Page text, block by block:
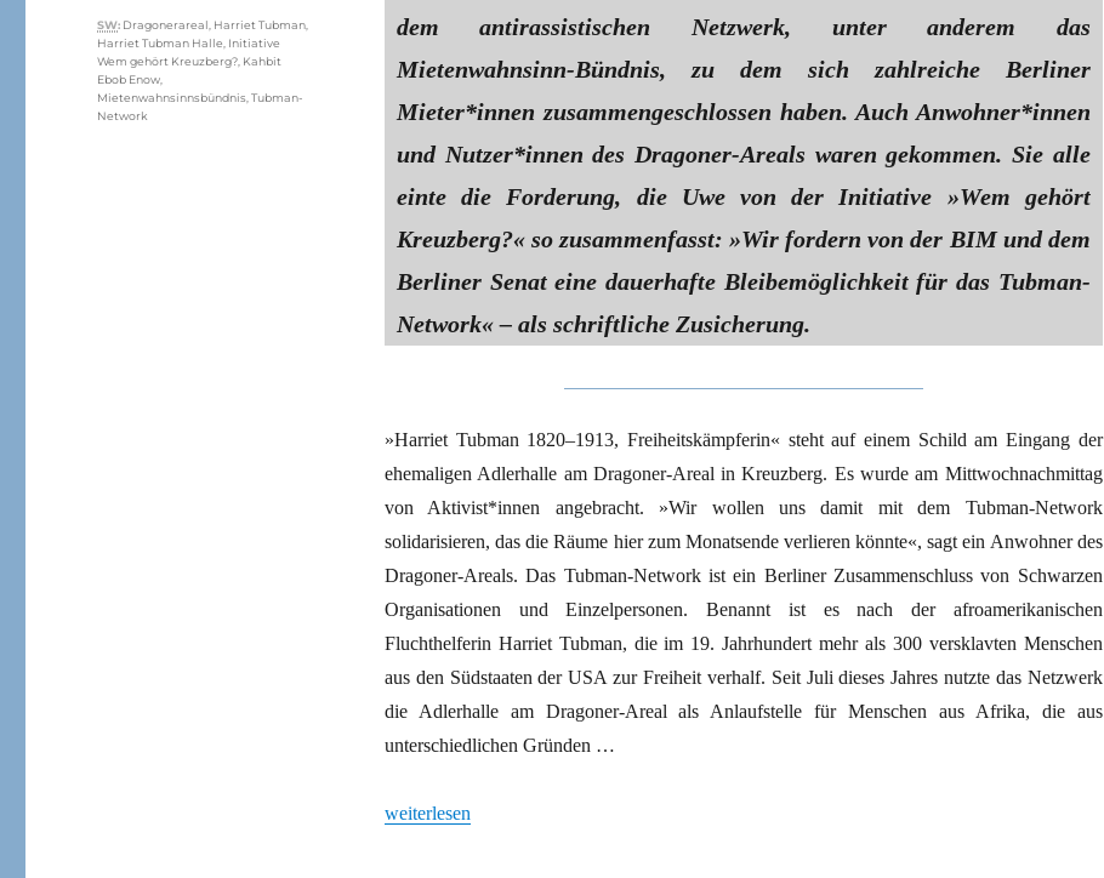
dem antirassistischen Netzwerk, unter anderem das
Mietenwahnsinn-Bündnis, zu dem sich zahlreiche Berliner
Mieter*innen zusammengeschlossen haben. Auch Anwohner*innen
und Nutzer*innen des Dragoner-Areals waren gekommen. Sie alle
einte die Forderung, die Uwe von der Initiative »Wem gehört
Kreuzberg?« so zusammenfasst: »Wir fordern von der BIM und dem
Berliner Senat eine dauerhafte Bleibemöglichkeit für das Tubman-
Network« – als schriftliche Zusicherung.
»Harriet Tubman 1820–1913, Freiheitskämpferin« steht auf einem Schild am Eingang der
ehemaligen Adlerhalle am Dragoner-Areal in Kreuzberg. Es wurde am Mittwochnachmittag
von Aktivist*innen angebracht. »Wir wollen uns damit mit dem Tubman-Network
solidarisieren, das die Räume hier zum Monatsende verlieren könnte«, sagt ein Anwohner des
Dragoner-Areals. Das Tubman-Network ist ein Berliner Zusammenschluss von Schwarzen
Organisationen und Einzelpersonen. Benannt ist es nach der afroamerikanischen
Fluchthelferin Harriet Tubman, die im 19. Jahrhundert mehr als 300 versklavten Menschen
aus den Südstaaten der USA zur Freiheit verhalf. Seit Juli dieses Jahres nutzte das Netzwerk
die Adlerhalle am Dragoner-Areal als Anlaufstelle für Menschen aus Afrika, die aus
unterschiedlichen Gründen …
„Notfalls besetzen“
weiterlesen
Schlagwörter
SW: Dragonerareal Harriet Tubman
Harriet Tubman Halle Initiative
Wem gehört Kreuzberg? Kahbit
Ebob Enow
Mietenwahnsinnsbündnis ,Tubman-
Network